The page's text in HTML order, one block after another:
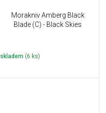
Morakniv Amberg Black
Blade (C) - Black Skies
skladem (6 ks)